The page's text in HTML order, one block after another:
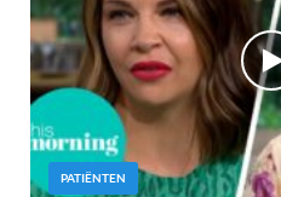
PATIËNTEN